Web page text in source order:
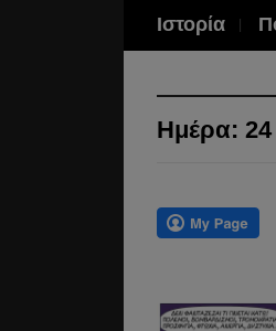
Ιστορία
Ημέρα: